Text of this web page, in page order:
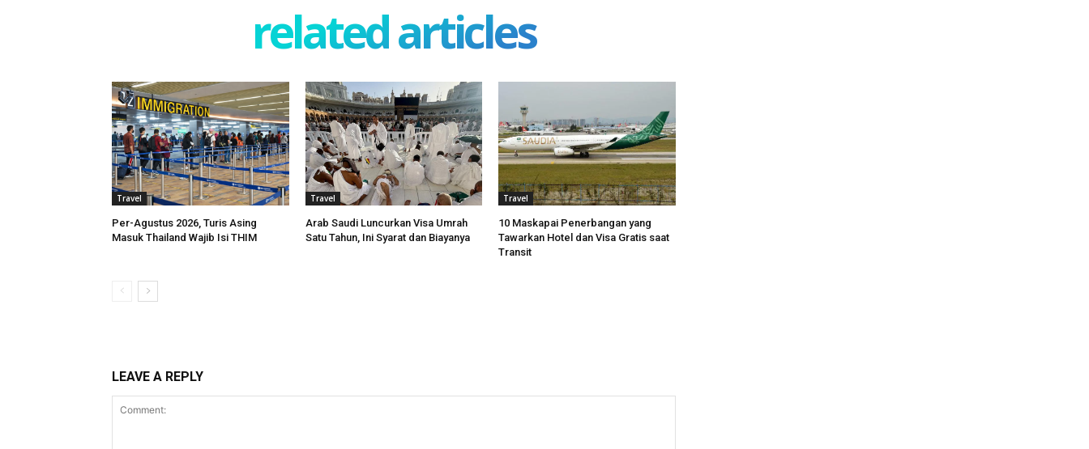
related articles
Travel
Per-Agustus 2026, Turis Asing
Masuk Thailand Wajib Isi THIM
Travel
Arab Saudi Luncurkan Visa Umrah
Satu Tahun, Ini Syarat dan Biayanya
Travel
10 Maskapai Penerbangan yang
Tawarkan Hotel dan Visa Gratis saat
Transit
LEAVE A REPLY